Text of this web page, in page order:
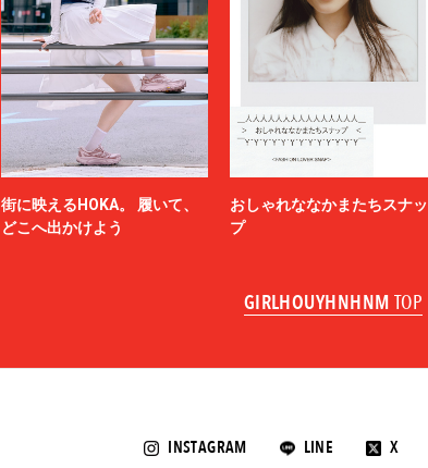
街に映えるHOKA。 履いて、
どこへ出かけよう
おしゃれななかまたちスナッ
プ
GIRLHOUYHNHNM TOP
INSTAGRAM LINE X